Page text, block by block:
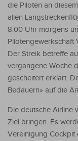
die Piloten an
allen
8.00 Uhr morgens
Pilotengewerkschaft
Der Streik betreffe
vergangene Woche
gescheitert erklärt.
Bedauern» auf die
Die deutsche Airline
Ziel bringen. Es
Vereinigung Cockpit